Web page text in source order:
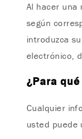
Al hacer una
según
introduzca
electrónico,
¿Para
Cualquier
usted puede